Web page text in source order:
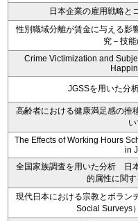
日本企業の雇用戦略と
性別職域分離が賃金に与える影
究－技
Crime Victimization and
JGSSを用いた分
高齢者における健康満足感の推
い
The Effects of Working Hours
in
全国家族調査を用いた分析 日
的属性に関
現代日本における宗教とボラン
Social Surveys